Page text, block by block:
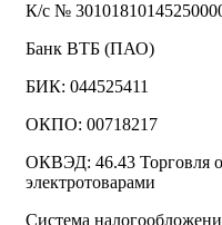
К/с №
Банк ВТБ (ПАО)
БИК: 044525411
ОКПО: 00718217
ОКВЭД: 46.43 Торговля
электротоварами
Система